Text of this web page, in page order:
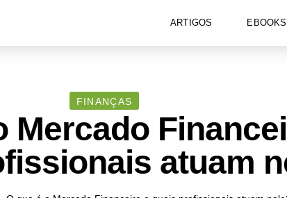
ARTIGOS EBOOKS
FINANÇAS
Mercado
atuam